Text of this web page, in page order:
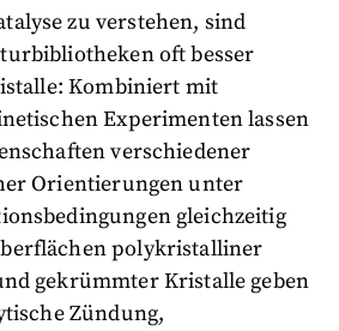
zu verstehen, sind
oft besser
Kombiniert mit
Experimenten lassen
verschiedener
Orientierungen unter
gleichzeitig
polykristalliner
gekrümmter Kristalle geben
Zündung,